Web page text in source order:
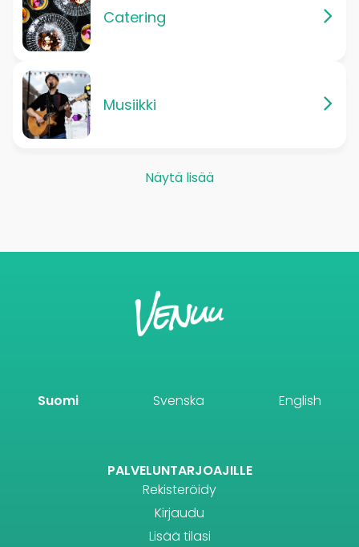
Catering
Musiikki
Näytä lisää
Suomi Svenska English
PALVELUNTARJOAJILLE
Rekisteröidy
Kirjaudu
Lisää tilasi